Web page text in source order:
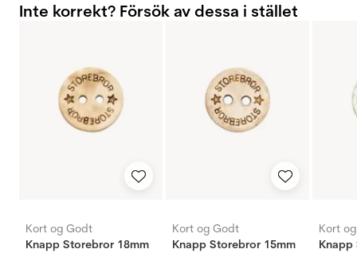
Inte korrekt? Försök av dessa i stället
Kort og Godt
Knapp Storebror 18mm
Kort og Godt
Knapp Storebror 15mm
Kort
Knapp